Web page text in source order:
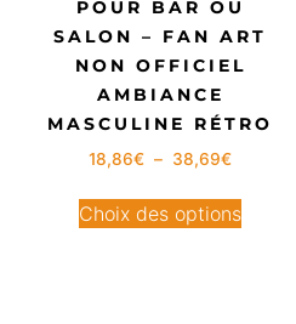
POUR BAR OU
SALON – FAN ART
NON OFFICIEL
AMBIANCE
MASCULINE RÉTRO
18,86€ – 38,69€
Choix des options